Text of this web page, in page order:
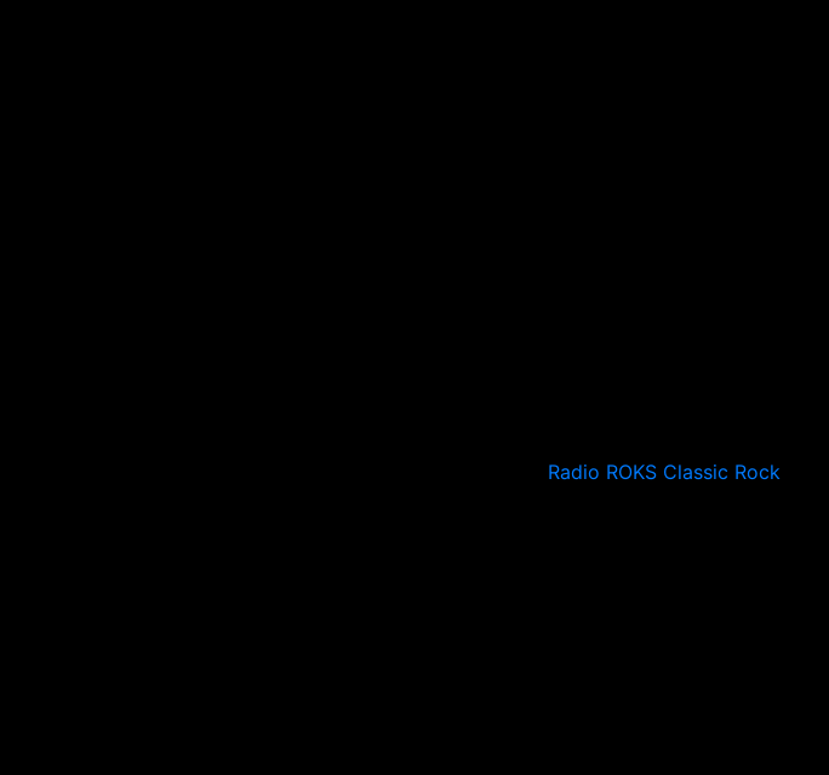
Radio ROKS Classic Rock